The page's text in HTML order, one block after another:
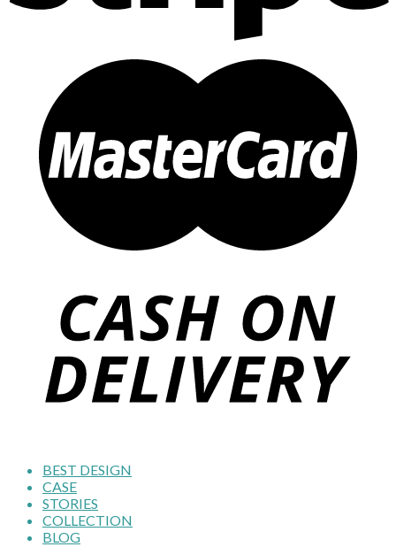
BEST DESIGN
CASE
STORIES
COLLECTION
BLOG